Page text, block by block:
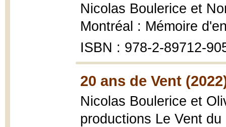
Nicolas Boulerice et
Montréal : Mémoire
ISBN : 978-2-89712-
20 ans de Vent
Nicolas Boulerice et
productions Le Vent